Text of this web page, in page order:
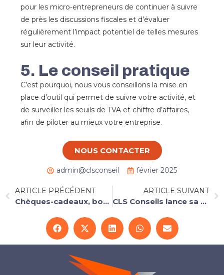
pour les micro-entrepreneurs de continuer à suivre
de près les discussions fiscales et d’évaluer
régulièrement l’impact potentiel de telles mesures
sur leur activité.
5. Le conseil pratique
C’est pourquoi, nous vous conseillons la mise en
place d’outil qui permet de suivre votre activité, et
de surveiller les seuils de TVA et chiffre d’affaires,
afin de piloter au mieux votre entreprise.
NOUS CONTACTER
admin@clsconseil février 2025
ARTICLE PRÉCÉDENT
Chèques-cadeaux, bons d’achats, cadeaux attribués aux salariés
ARTICLE SUIVANT
CLS Conseils lance sa formation dédiée aux dirigeants de TPE/PME